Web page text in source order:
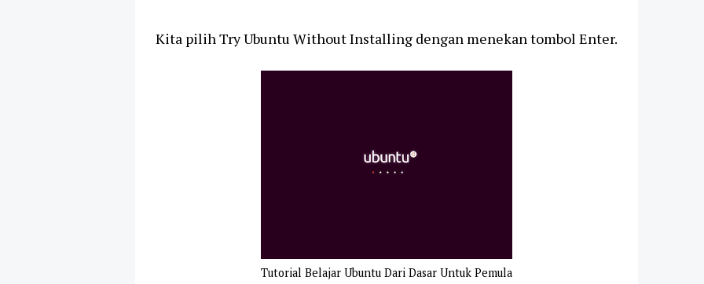
Kita pilih Try Ubuntu Without Installing dengan menekan tombol Enter.
Tutorial Belajar Ubuntu Dari Dasar Untuk Pemula